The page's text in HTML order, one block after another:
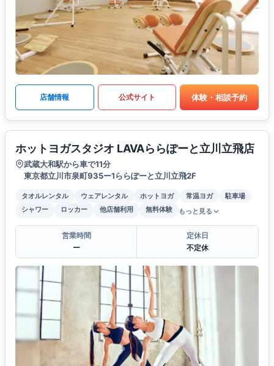
店舗情報 公式サイト 体験・相談予約
ホットヨガスタジオ LAVAららぽーと立川立飛店
武蔵大和駅から車で11分
東京都立川市泉町935ー1ららぽーと立川立飛2F
タオルレンタル ウェアレンタル ホットヨガ 常温ヨガ
駐車場
シャワー
ロッカー 他店舗利用 無料体験 もっと見る
営業時間
ー
定休日
不定休